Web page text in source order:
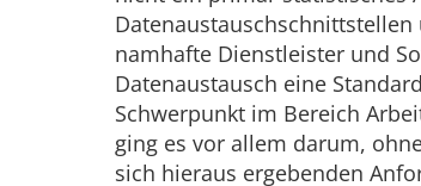
Datenaustauschschnittstellen
namhafte Dienstleister und
Datenaustausch eine
Schwerpunkt im Bereich
ging es vor allem darum,
sich hieraus ergebenden